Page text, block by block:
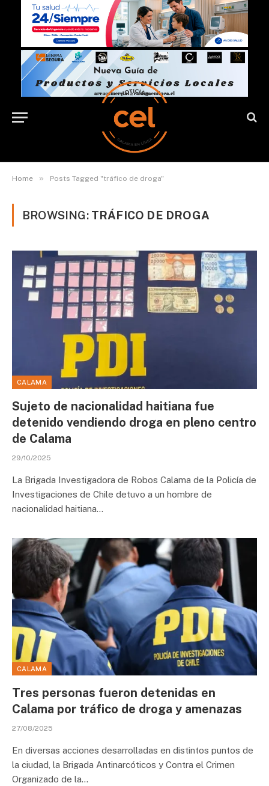
Home » Posts Tagged "tráfico de droga"
BROWSING: TRÁFICO DE DROGA
CALAMA
Sujeto de nacionalidad haitiana fue
detenido vendiendo droga en pleno centro
de Calama
29/10/2025
La Brigada Investigadora de Robos Calama de la Policía de
Investigaciones de Chile detuvo a un hombre de
nacionalidad haitiana…
CALAMA
Tres personas fueron detenidas en
Calama por tráfico de droga y amenazas
27/08/2025
En diversas acciones desarrolladas en distintos puntos de
la ciudad, la Brigada Antinarcóticos y Contra el Crimen
Organizado de la…